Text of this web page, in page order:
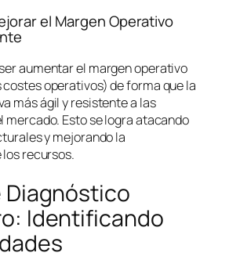
el Margen Operativo
aumentar el margen operativo
operativos) de forma que la
más ágil y resistente a las
Esto se logra atacando
y mejorando la
recursos.
Diagnóstico
Identificando